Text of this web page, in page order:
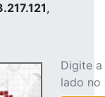
,
Digite
lado no